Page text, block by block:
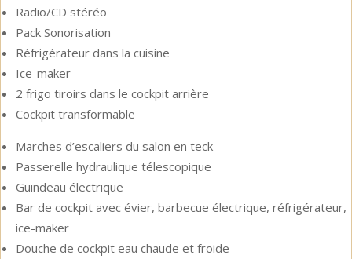
Radio/CD stéréo
Pack Sonorisation
Réfrigérateur dans la cuisine
Ice-maker
2 frigo tiroirs dans le cockpit arrière
Cockpit transformable
Marches d’escaliers du salon en teck
Passerelle hydraulique télescopique
Guindeau électrique
Bar de cockpit avec évier, barbecue électrique, réfrigérateur,
ice-maker
Douche de cockpit eau chaude et froide